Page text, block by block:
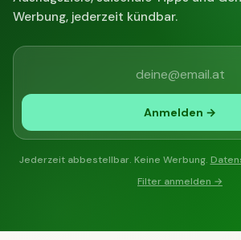
Werbung, jederzeit kündbar.
Anmelden →
Jederzeit abbestellbar. Keine Werbung.
Filter anmelden →